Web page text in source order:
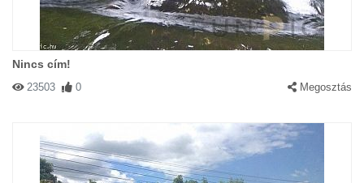
Nincs cím!
23503 0 Megosztás